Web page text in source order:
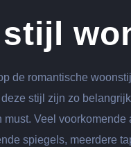
de romantische
stijl zijn zo
Veel
spiegels, meerdere